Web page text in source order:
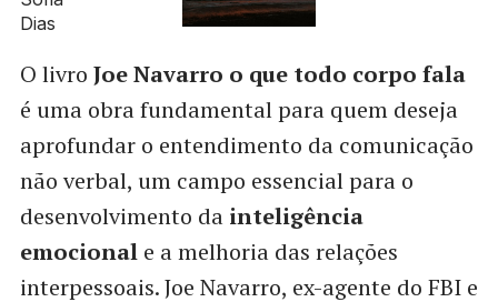
O livro Joe Navarro o que todo corpo fala
é uma obra fundamental para quem deseja
aprofundar o entendimento da comunicação
não verbal, um campo essencial para o
desenvolvimento da inteligência
emocionale a melhoria das relações
interpessoais. Joe Navarro, ex-agente do FBI e